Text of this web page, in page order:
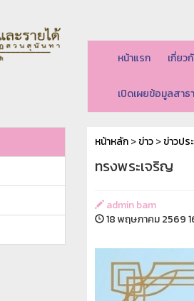
หน้าแรก เกี่ยว
เปิดเผยข้อมูลสาธ
หน้าหลัก>ข่าว>ข่าวป
ทรงพระเจริญ
admin bam
18 พฤษภาคม 2569